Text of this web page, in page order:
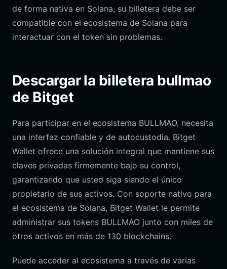
de forma nativa en Solana, su billetera debe ser
compatible con el ecosistema de Solana para
interactuar con el token sin problemas.
Descargar la billetera bullmao
de Bitget
Para participar en el ecosistema BULLMAO, necesita
una interfaz confiable y de autocustodia. Bitget
Wallet ofrece una solución integral que mantiene sus
claves privadas firmemente bajo su control,
garantizando que usted siga siendo el único
propietario de sus activos. Con soporte nativo para
el ecosistema de Solana, Bitget Wallet le permite
administrar sus tokens BULLMAO junto con miles de
otros activos en más de 130 blockchains.
Puede acceder al ecosistema a través de varias